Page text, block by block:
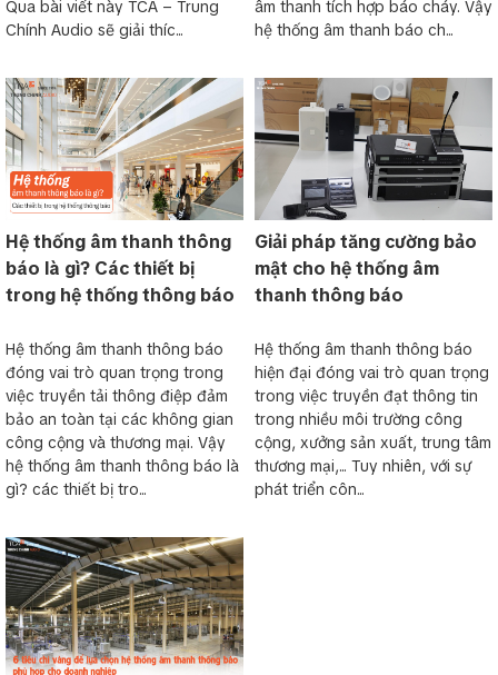
Qua bài viết này TCA – Trung
Chính Audio sẽ giải thíc...
âm thanh tích hợp báo cháy. Vậy
hệ thống âm thanh báo ch...
Hệ thống âm thanh thông
báo là gì? Các thiết bị
trong hệ thống thông báo
Hệ thống âm thanh thông báo
đóng vai trò quan trọng trong
việc truyền tải thông điệp đảm
bảo an toàn tại các không gian
công cộng và thương mại. Vậy
hệ thống âm thanh thông báo là
gì? các thiết bị tro...
Giải pháp tăng cường bảo
mật cho hệ thống âm
thanh thông báo
Hệ thống âm thanh thông báo
hiện đại đóng vai trò quan trọng
trong việc truyền đạt thông tin
trong nhiều môi trường công
cộng, xưởng sản xuất, trung tâm
thương mại,... Tuy nhiên, với sự
phát triển côn...